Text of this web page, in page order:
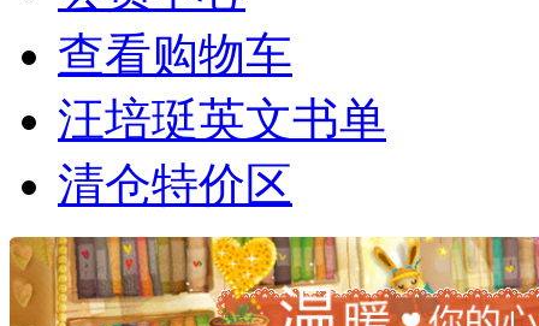
查看购物车
汪培珽英文书单
清仓特价区